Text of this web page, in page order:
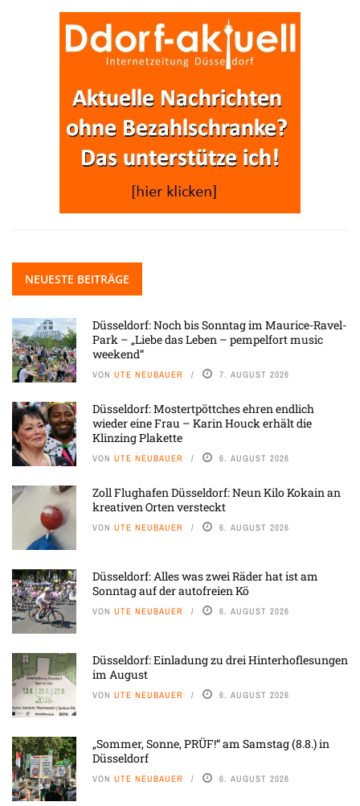
NEUESTE BEITRÄGE
Düsseldorf: Noch bis Sonntag im Maurice-Ravel-
Park – „Liebe das Leben – pempelfort music
weekend“
VON UTE NEUBAUER 7. AUGUST 2026
Düsseldorf: Mostertpöttches ehren endlich
wieder eine Frau – Karin Houck erhält die
Klinzing Plakette
VON UTE NEUBAUER 6. AUGUST 2026
Zoll Flughafen Düsseldorf: Neun Kilo Kokain an
kreativen Orten versteckt
VON UTE NEUBAUER 6. AUGUST 2026
Düsseldorf: Alles was zwei Räder hat ist am
Sonntag auf der autofreien Kö
VON UTE NEUBAUER 6. AUGUST 2026
Düsseldorf: Einladung zu drei Hinterhoflesungen
im August
VON UTE NEUBAUER 6. AUGUST 2026
„Sommer, Sonne, PRÜF!“ am Samstag (8.8.) in
Düsseldorf
VON UTE NEUBAUER 6. AUGUST 2026